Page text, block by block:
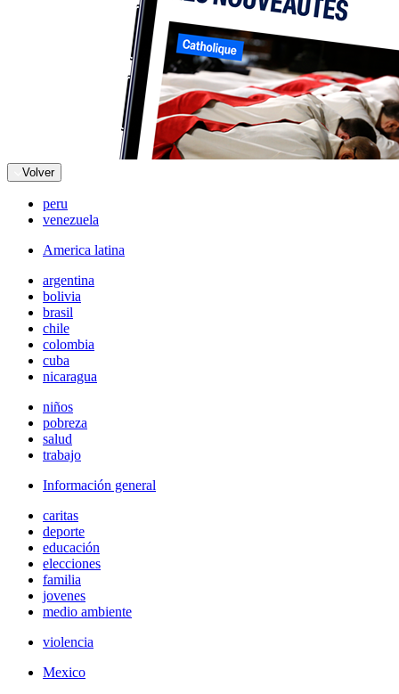
Volver
peru
venezuela
America latina
argentina
bolivia
brasil
chile
colombia
cuba
nicaragua
niños
pobreza
salud
trabajo
Información general
caritas
deporte
educación
elecciones
familia
jovenes
medio ambiente
violencia
Mexico